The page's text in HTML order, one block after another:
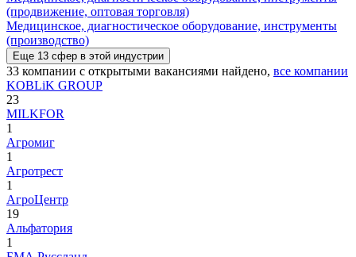
(продвижение, оптовая торговля)
Медицинское, диагностическое оборудование, инструменты
(производство)
Еще 13 сфер в этой индустрии
33 компании с открытыми вакансиями найдено, все компании
KOBLiK GROUP
23
MILKFOR
1
Агромиг
1
Агротрест
1
АгроЦентр
19
Альфатория
1